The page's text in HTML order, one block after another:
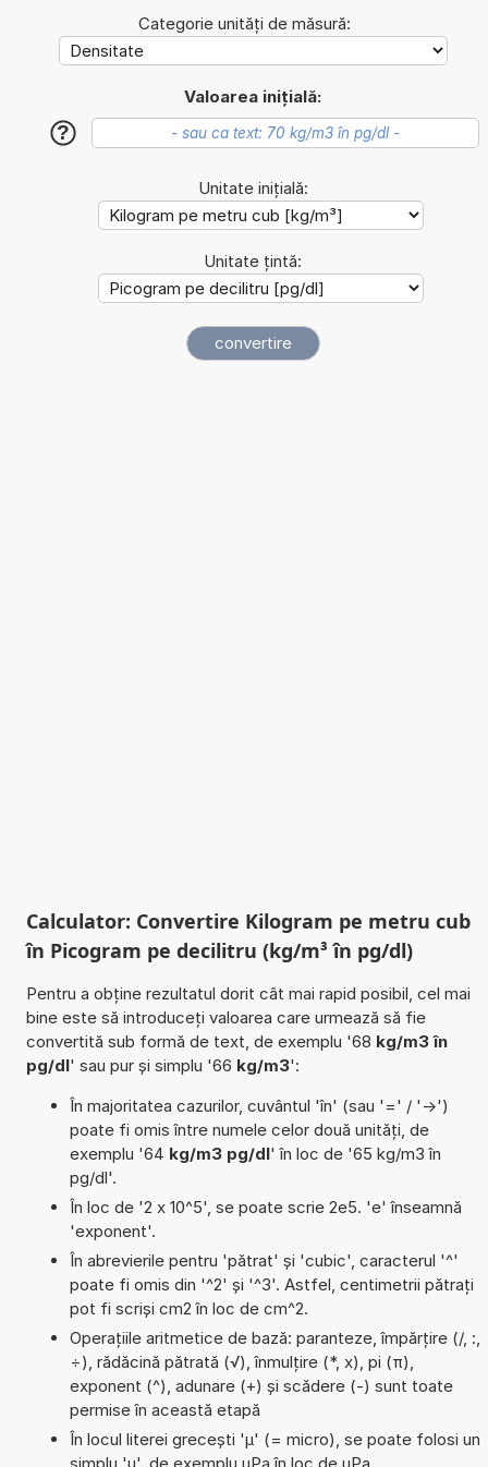
Categorie unități de măsură:
Valoarea inițială:
?
Unitate inițială:
Unitate țintă:
Calculator: Convertire Kilogram pe metru cub
în Picogram pe decilitru (kg/m³ în pg/dl)
Pentru a obține rezultatul dorit cât mai rapid posibil, cel mai
bine este să introduceți valoarea care urmează să fie
convertită sub formă de text, de exemplu '68 kg/m3 în
pg/dl' sau pur și simplu '66 kg/m3':
În majoritatea cazurilor, cuvântul 'în' (sau '=' / '->')
poate fi omis între numele celor două unități, de
exemplu '64 kg/m3 pg/dl' în loc de '65 kg/m3 în
pg/dl'.
În loc de '2 x 10^5', se poate scrie 2e5. 'e' înseamnă
'exponent'.
În abrevierile pentru 'pătrat' și 'cubic', caracterul '^'
poate fi omis din '^2' și '^3'. Astfel, centimetrii pătrați
pot fi scriși cm2 în loc de cm^2.
Operațiile aritmetice de bază: paranteze, împărțire (/, :,
÷), rădăcină pătrată (√), înmulțire (*, x), pi (π),
exponent (^), adunare (+) și scădere (-) sunt toate
permise în această etapă
În locul literei grecești 'µ' (= micro), se poate folosi un
simplu 'u', de exemplu uPa în loc de µPa.